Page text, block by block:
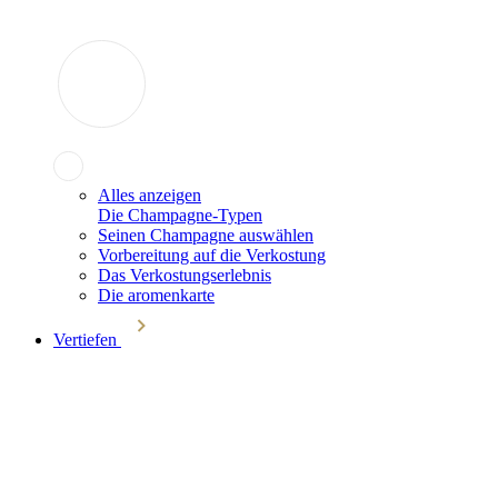
Alles anzeigen
Die Champagne-Typen
Seinen Champagne auswählen
Vorbereitung auf die Verkostung
Das Verkostungserlebnis
Die aromenkarte
Vertiefen